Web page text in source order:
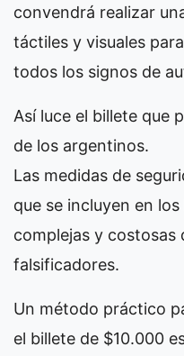
convendrá realizar
táctiles y visuales
todos los signos de
Así luce el billete que
de los argentinos.
Las medidas de
que se incluyen en
complejas y costosas
falsificadores.
Un método práctico
el billete de $10.000